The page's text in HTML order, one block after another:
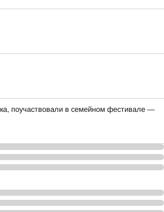
поучаствовали в семейном фестивале —